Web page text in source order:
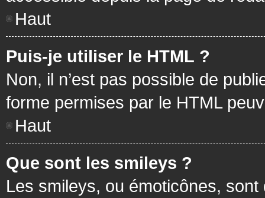
Haut
Puis-je utiliser le HTML ?
Non, il n’est pas possible de
forme permises par le HTML
Haut
Que sont les smileys ?
Les smileys, ou émoticônes,